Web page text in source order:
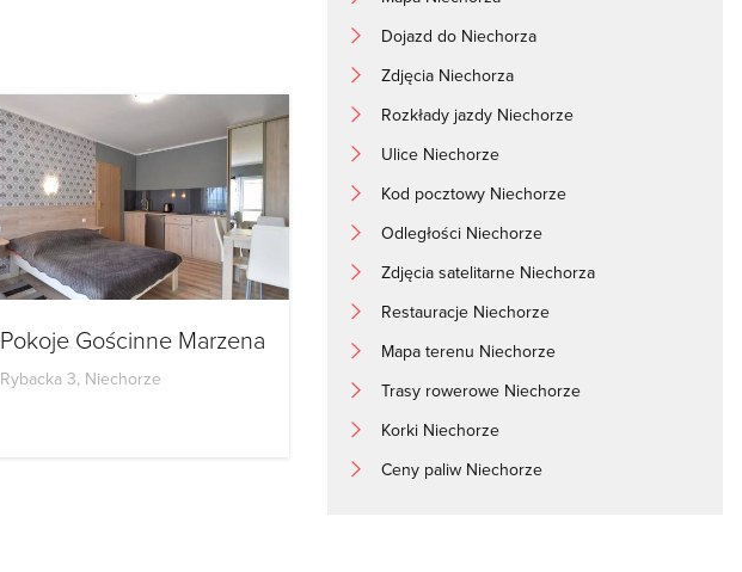
Pokoje Gościnne Marzena
Rybacka 3, Niechorze
Dojazd do Niechorza
Zdjęcia Niechorza
Rozkłady jazdy Niechorze
Ulice Niechorze
Kod pocztowy Niechorze
Odległości Niechorze
Zdjęcia satelitarne Niechorza
Restauracje Niechorze
Mapa terenu Niechorze
Trasy rowerowe Niechorze
Korki Niechorze
Ceny paliw Niechorze